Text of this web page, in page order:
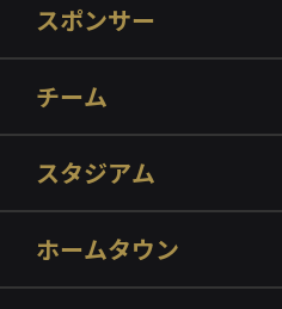
スポンサー
チーム
スタジアム
ホームタウン